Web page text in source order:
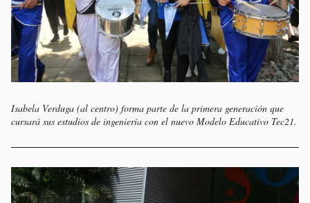
Isabela Verduga (al centro) forma parte de la primera generación que
cursará sus estudios de ingeniería con el nuevo Modelo Educativo Tec21.